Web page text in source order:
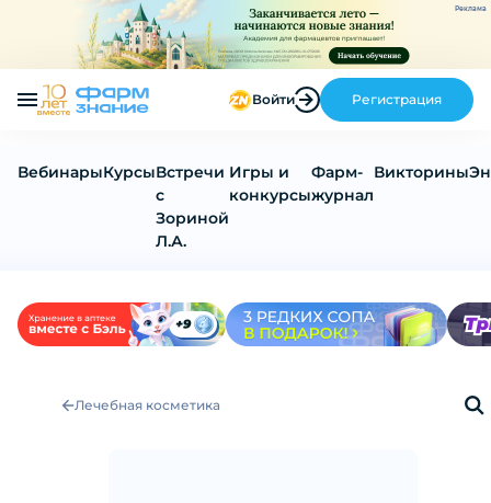
Реклама
Войти Регистрация
ВебинарыКурсыВстречи
с
Зориной
Л.А.
Игры и
конкурсы
Фарм-
журнал
Викторины
Лечебная косметика